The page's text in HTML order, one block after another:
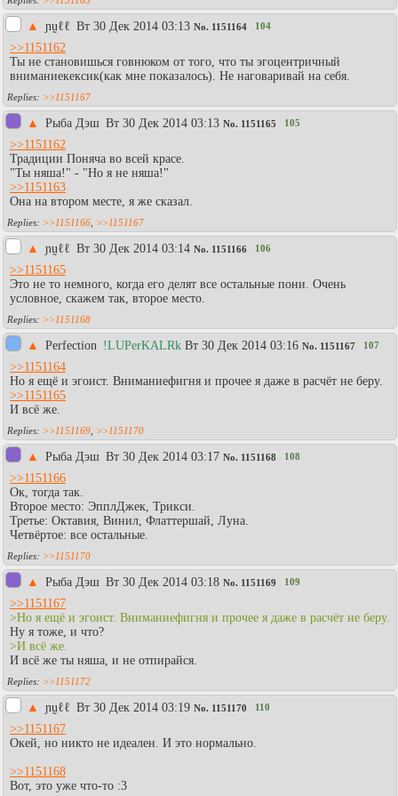
▲ ɲṵℓℓ Вт 30 Дек 2014 03:13 No. 1151164 104
>>1151162
Ты не становишься говнюком от того, что ты эгоцентричный
вниманиекексик(как мне показалось). Не наговаривай на себя.
>>1151167
▲ Рыба Дэш Вт 30 Дек 2014 03:13 No. 1151165 105
>>1151162
Традиции Поняча во всей красе.
"Ты няша!" - "Но я не няша!"
>>1151163
Она на втором месте, я же сказал.
>>1151166 >>1151167
▲ ɲṵℓℓ Вт 30 Дек 2014 03:14 No. 1151166 106
>>1151165
Это не то немного, когда его делят все остальные пони. Очень
условное, скажем так, второе место.
>>1151168
▲ Perfection !LUPerKALRk Вт 30 Дек 2014 03:16 No. 1151167 107
>>1151164
Но я ещё и эгоист. Вниманиефигня и прочее я даже в расчёт не беру.
>>1151165
И всё же.
>>1151169 >>1151170
▲ Рыба Дэш Вт 30 Дек 2014 03:17 No. 1151168 108
>>1151166
Ок, тогда так.
Второе место: ЭпплДжек, Трикси.
Третье: Октавия, Винил, Флаттершай, Луна.
Четвёртое: все остальные.
>>1151170
▲ Рыба Дэш Вт 30 Дек 2014 03:18 No. 1151169 109
>>1151167
>Но я ещё и эгоист. Вниманиефигня и прочее я даже в расчёт не беру.
Ну я тоже, и что?
>И всё же.
И всё же ты няша, и не отпирайся.
>>1151172
▲ ɲṵℓℓ Вт 30 Дек 2014 03:19 No. 1151170 110
>>1151167
Окей, но никто не идеален. И это нормально.
>>1151168
Вот, это уже что-то :3